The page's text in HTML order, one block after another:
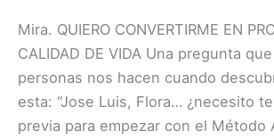
Mira. QUIERO CONVERTIRME EN
CALIDAD DE VIDA Una pregunta
personas nos hacen cuando
esta: “Jose Luis, Flora… ¿necesito
previa para empezar con el Método